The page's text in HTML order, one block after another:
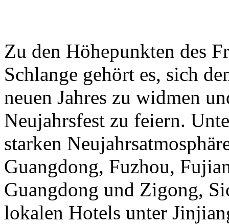
Zu den Höhepunkten des
Schlange gehört es, sich
neuen Jahres zu widmen
Neujahrsfest zu feiern.
starken
Guangdong, Fuzhou,
Guangdong und Zigong,
lokalen Hotels unter